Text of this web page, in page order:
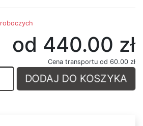
roboczych
od 440.00 zł
Cena transportu od 60.00 zł
DODAJ DO KOSZYKA